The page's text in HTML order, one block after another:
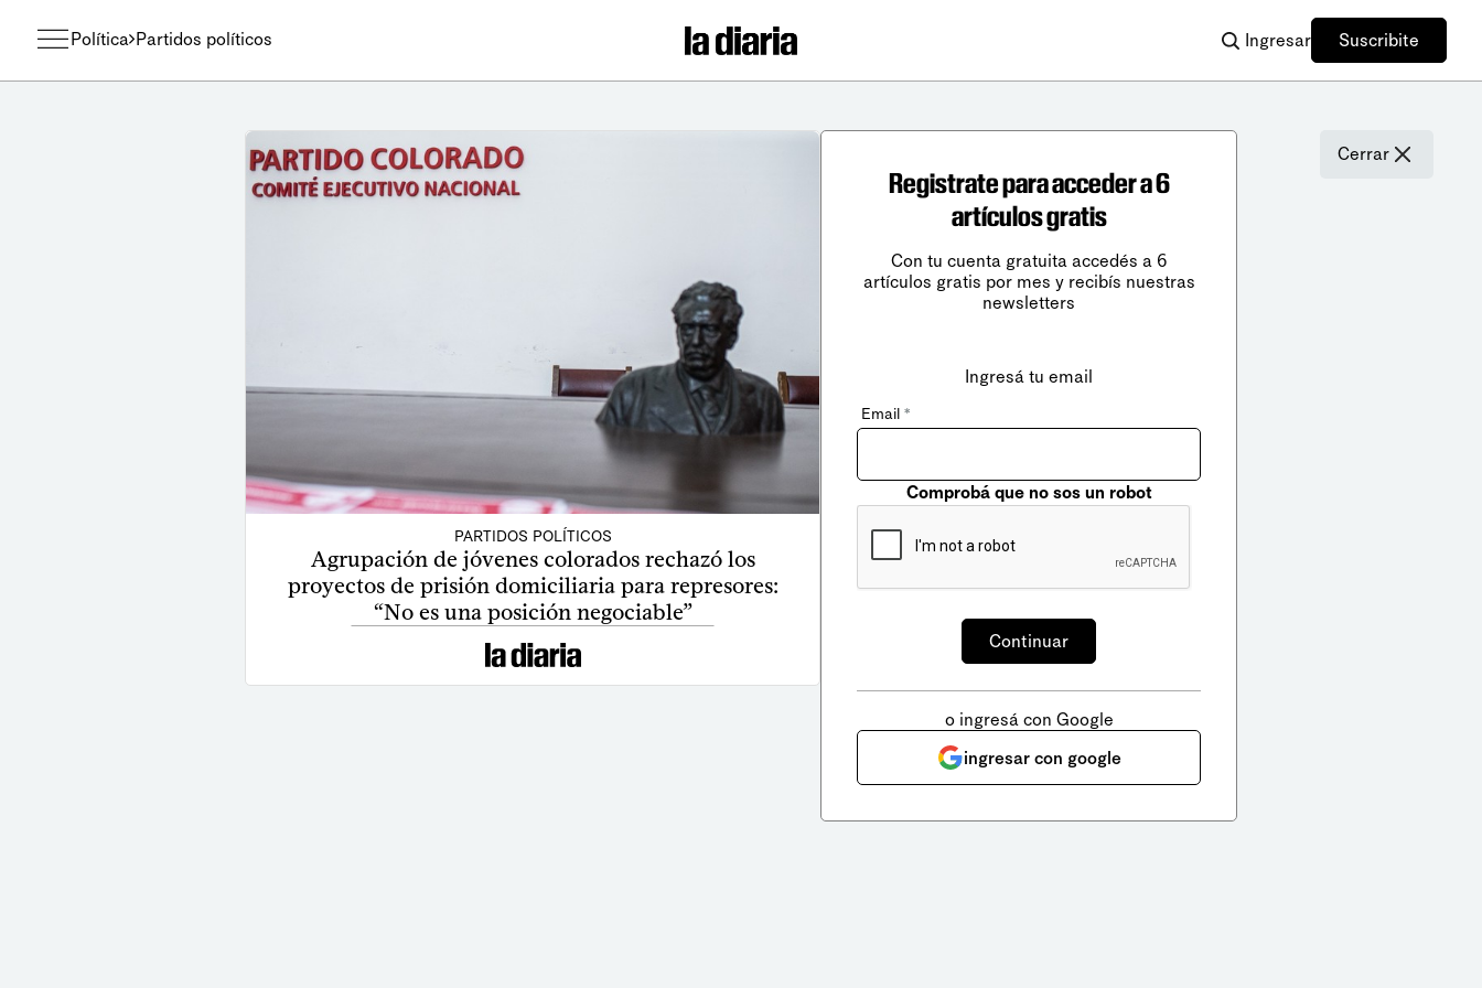
Política Partidos políticos Ingresar Suscribite
PARTIDOS POLÍTICOS
Agrupación de jóvenes colorados rechazó los
proyectos de prisión domiciliaria para represores:
“No es una posición negociable”
Cerrar
Registrate para acceder a 6
artículos gratis
Con tu cuenta gratuita accedés a 6
artículos gratis por mes y recibís nuestras
newsletters
Ingresá tu email
Email *
Comprobá que no sos un robot
o ingresá con Google
ingresar con google